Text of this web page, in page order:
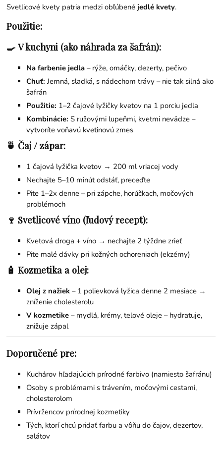
Svetlicové kvety patria medzi obľúbené jedlé kvety.
Použitie:
🍳V kuchyni (ako náhrada za šafrán):
Na farbenie jedla – rýže, omáčky, dezerty, pečivo
Chuť: Jemná, sladká, s nádechom trávy – nie tak silná ako
šafrán
Použitie: 1–2 čajové lyžičky kvetov na 1 porciu jedla
Kombinácie: S ružovými lupeňmi, kvetmi nevädze –
vytvoríte voňavú kvetinovú zmes
🍵 Čaj / zápar:
1 čajová lyžička kvetov → 200 ml vriacej vody
Nechajte 5–10 minút odstáť, preceďte
Pite 1–2x denne – pri zápche, horúčkach, močových
problémoch
🍷 Svetlicové víno (ľudový recept):
Kvetová droga + víno → nechajte 2 týždne zrieť
Pite malé dávky pri kožných ochoreniach (ekzémy)
🧴Kozmetika a olej:
Olej z nažiek – 1 polievková lyžica denne 2 mesiace →
zníženie cholesterolu
V kozmetike – mydlá, krémy, telové oleje – hydratuje,
znižuje zápal
Doporučené pre:
Kuchárov hľadajúcich prírodné farbivo (namiesto šafránu)
Osoby s problémami s trávením, močovými cestami,
cholesterolom
Prívržencov prírodnej kozmetiky
Tých, ktorí chcú pridať farbu a vôňu do čajov, dezertov,
salátov